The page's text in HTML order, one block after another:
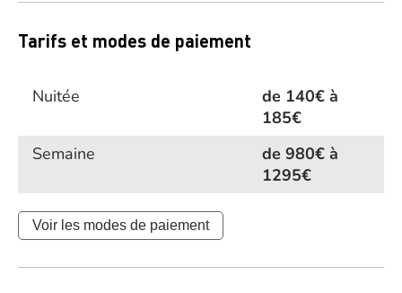
Tarifs et modes de paiement
Nuitée
de 140€ à
185€
Semaine
de 980€ à
1295€
Voir les modes de paiement